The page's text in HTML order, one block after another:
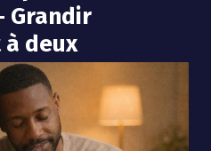
Grandir
deux